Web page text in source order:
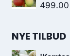
499.00
NYE TILBUD